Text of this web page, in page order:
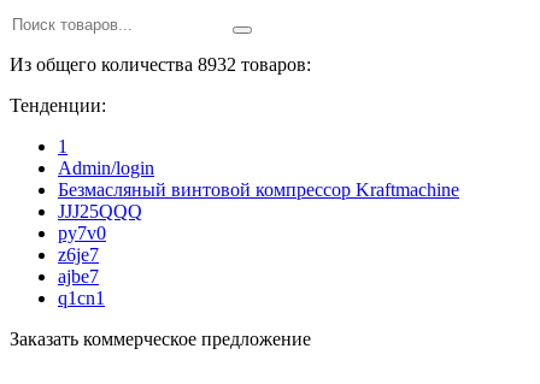
Из общего количества 8932 товаров:
Тенденции:
1
Admin/login
Безмасляный винтовой компрессор Kraftmaсhine
JJJ25QQQ
py7v0
z6je7
ajbe7
q1cn1
Заказать коммерческое предложение